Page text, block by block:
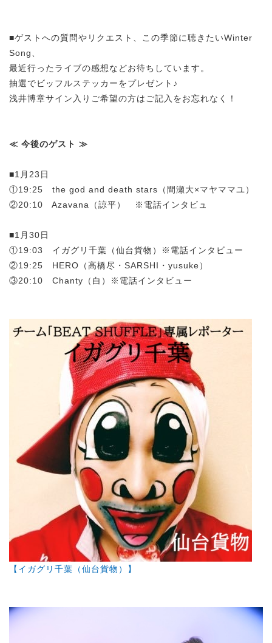
■ゲストへの質問やリクエスト、この季節に聴きたいWinter
Song、
最近行ったライブの感想などお待ちしています。
抽選でビッフルステッカーをプレゼント♪
浅井博章サイン入りご希望の方はご記入をお忘れなく！
≪ 今後のゲスト ≫
■1月23日
①19:25 the god and death stars（間瀬大×マヤママユ）
②20:10 Azavana（諒平） ※電話インタビュ
■1月30日
①19:03 イガグリ千葉（仙台貨物）※電話インタビュー
②19:25 HERO（高橋尽・SARSHI・yusuke）
③20:10 Chanty（白）※電話インタビュー
【イガグリ千葉（仙台貨物）】